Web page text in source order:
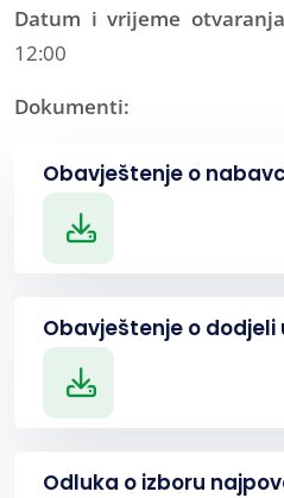
Datum i vrijeme
12:00
Dokumenti:
Obavještenje o
Obavještenje o dodjeli
Odluka o izboru